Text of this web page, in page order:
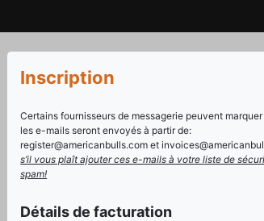
Inscription
Certains fournisseurs de messagerie peuvent
les e-mails seront envoyés à partir de:
register@americanbulls.com et
s’il vous plaît ajouter ces e-mails à votre liste de
spam!
Détails de facturation